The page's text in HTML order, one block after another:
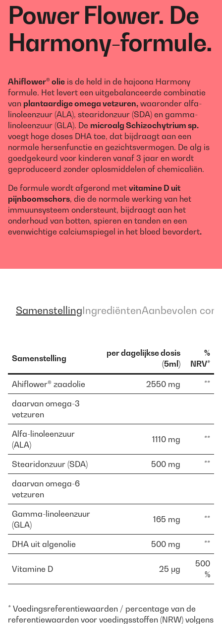
Power Flower. De
Harmony-formule.
Ahiflower® olie is de held in de hajoona Harmony
formule. Het levert een uitgebalanceerde combinatie
van plantaardige omega vetzuren, waaronder alfa-
linoleenzuur (ALA), stearidonzuur (SDA) en gamma-
linoleenzuur (GLA). De microalg Schizochytrium sp.
voegt hoge doses DHA toe, dat bijdraagt aan een
normale hersenfunctie en gezichtsvermogen. De alg is
goedgekeurd voor kinderen vanaf 3 jaar en wordt
geproduceerd zonder oplosmiddelen of chemicaliën.
De formule wordt afgerond met vitamine D uit
pijnboomschors, die de normale werking van het
immuunsysteem ondersteunt, bijdraagt aan het
onderhoud van botten, spieren en tanden en een
evenwichtige calciumspiegel in het bloed bevordert.
SamenstellingIngrediëntenAanbevolen
Samenstelling
per dagelijkse dosis
(5ml)
%
NRV*
Ahiflower® zaadolie 2550 mg
**
daarvan omega-3
vetzuren
Alfa-linoleenzuur
(ALA)
1110 mg **
Stearidonzuur (SDA) 500 mg
**
daarvan omega-6
vetzuren
Gamma-linoleenzuur
(GLA)
165 mg **
DHA uit algenolie 500 mg **
Vitamine D 25 μg
500
%
* Voedingsreferentiewaarden / percentage van de
referentiewaarden voor voedingsstoffen (NRW) volgens